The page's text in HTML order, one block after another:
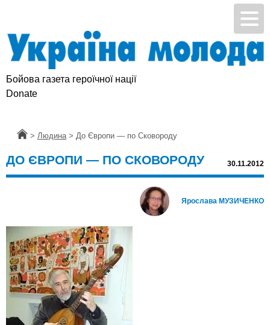
Бойова газета героїчної нації
Підтримай УМ
Головна
> Людина > До Європи — по Сковороду
ДО ЄВРОПИ — ПО СКОВОРОДУ 30.11.2012
Ярослава МУЗИЧЕНКО